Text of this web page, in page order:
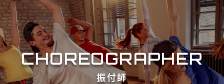
CHOREOGRAPHER
振付師